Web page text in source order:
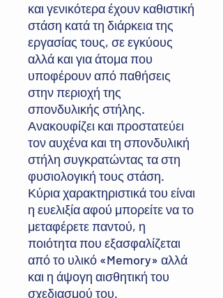
και γενικότερα έχουν καθιστική
στάση κατά τη διάρκεια της
εργασίας τους, σε εγκύους
αλλά και για άτομα που
υποφέρουν από παθήσεις
στην περιοχή της
σπονδυλικής στήλης.
Ανακουφίζει και προστατεύει
τον αυχένα και τη σπονδυλική
στήλη συγκρατώντας τα στη
φυσιολογική τους στάση.
Κύρια χαρακτηριστικά του είναι
η ευελιξία αφού μπορείτε να το
μεταφέρετε παντού, η
ποιότητα που εξασφαλίζεται
από το υλικό «Memory» αλλά
και η άψογη αισθητική του
σχεδιασμού του.